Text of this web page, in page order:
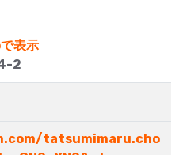
表示
2
tatsumimaru.cho